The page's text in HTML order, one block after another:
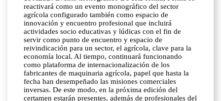
reactivará como un evento monográfico del sector
agrícola configurado también como espacio de
innovación y encuentro profesional que incluirá
actividades socio educativas y lúdicas con el fin de
servir como punto de encuentro y espacio de
reivindicación para un sector, el agrícola, clave para la
economía local. Al tiempo, continuará funcionando
como plataforma de internacionalización de los
fabricantes de maquinaria agrícola, papel que hasta la
fecha han desempeñado las misiones comerciales
inversas. De este modo, en la próxima edición del
certamen estarán presentes, además de profesionales del